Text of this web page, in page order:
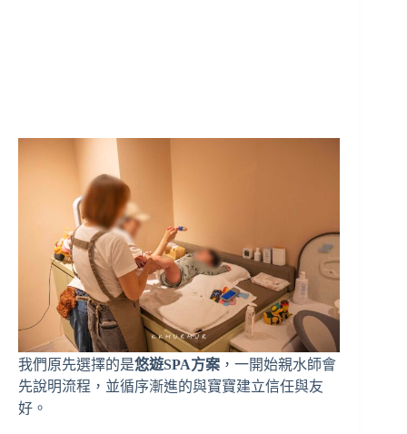
我們原先選擇的是悠遊SPA方案 ，一開始親水師會
先說明流程，並循序漸進的與寶寶建立信任與友
好。